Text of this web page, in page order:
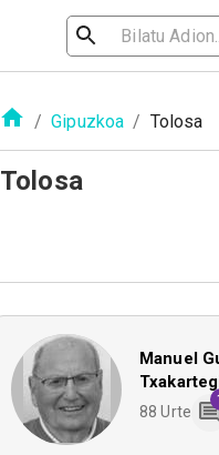
/ Gipuzkoa / Tolosa
Tolosa
Manuel
88 Urte